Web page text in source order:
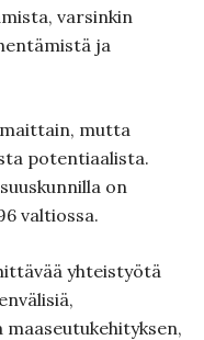
varsinkin
ja
mutta
potentiaalista.
on
valtiossa.
yhteistyötä